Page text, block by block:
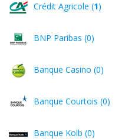
Crédit Agricole (1)
BNP Paribas (0)
Banque Casino (0)
Banque Courtois (0)
Banque Kolb (0)